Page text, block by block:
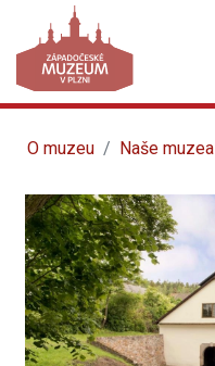
O muzeu Naše muzea